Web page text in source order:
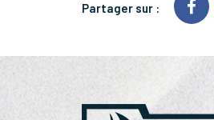
Partager sur :